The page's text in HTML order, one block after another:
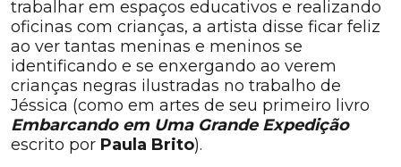
trabalhar em espaços educativos e realizando
oficinas com crianças, a artista disse ficar feliz
ao ver tantas meninas e meninos se
identificando e se enxergando ao verem
crianças negras ilustradas no trabalho de
Jéssica (como em artes de seu primeiro livro
Embarcando em Uma Grande Expedição
escrito por Paula Brito).